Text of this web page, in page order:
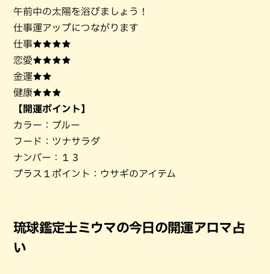
午前中の太陽を浴びましょう！
仕事運アップにつながります
仕事★★★★
恋愛★★★★
金運★★
健康★★★
【開運ポイント】
カラー：ブルー
フード：ツナサラダ
ナンバー：１３
プラス１ポイント：ウサギのアイテム
琉球鑑定士ミウマの今日の開運アロマ占
い